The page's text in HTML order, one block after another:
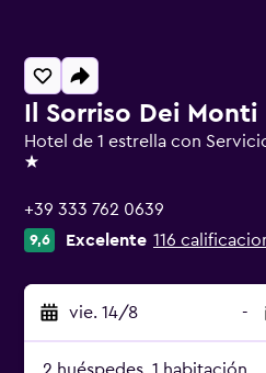
Il Sorriso Dei Monti
Hotel de 1 estrella con
1 estrella
+39 333 762 0639
9,6 Excelente 116
vie. 14/8 -